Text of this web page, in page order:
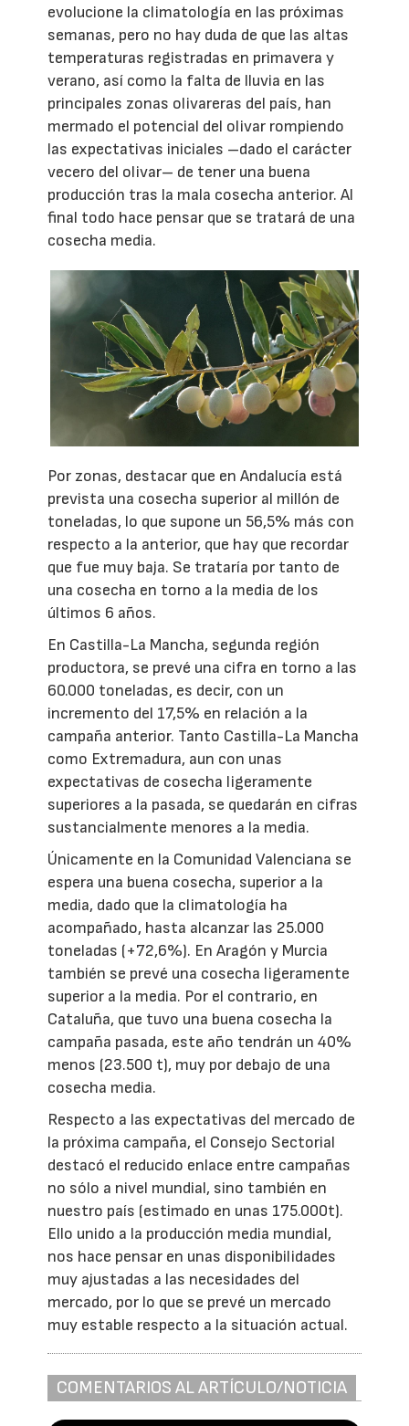
evolucione la climatología en las próximas
semanas, pero no hay duda de que las altas
temperaturas registradas en primavera y
verano, así como la falta de lluvia en las
principales zonas olivareras del país, han
mermado el potencial del olivar rompiendo
las expectativas iniciales –dado el carácter
vecero del olivar– de tener una buena
producción tras la mala cosecha anterior. Al
final todo hace pensar que se tratará de una
cosecha media.
Por zonas, destacar que en Andalucía está
prevista una cosecha superior al millón de
toneladas, lo que supone un 56,5% más con
respecto a la anterior, que hay que recordar
que fue muy baja. Se trataría por tanto de
una cosecha en torno a la media de los
últimos 6 años.
En Castilla-La Mancha, segunda región
productora, se prevé una cifra en torno a las
60.000 toneladas, es decir, con un
incremento del 17,5% en relación a la
campaña anterior. Tanto Castilla-La Mancha
como Extremadura, aun con unas
expectativas de cosecha ligeramente
superiores a la pasada, se quedarán en cifras
sustancialmente menores a la media.
Únicamente en la Comunidad Valenciana se
espera una buena cosecha, superior a la
media, dado que la climatología ha
acompañado, hasta alcanzar las 25.000
toneladas (+72,6%). En Aragón y Murcia
también se prevé una cosecha ligeramente
superior a la media. Por el contrario, en
Cataluña, que tuvo una buena cosecha la
campaña pasada, este año tendrán un 40%
menos (23.500 t), muy por debajo de una
cosecha media.
Respecto a las expectativas del mercado de
la próxima campaña, el Consejo Sectorial
destacó el reducido enlace entre campañas
no sólo a nivel mundial, sino también en
nuestro país (estimado en unas 175.000t).
Ello unido a la producción media mundial,
nos hace pensar en unas disponibilidades
muy ajustadas a las necesidades del
mercado, por lo que se prevé un mercado
muy estable respecto a la situación actual.
COMENTARIOS AL ARTÍCULO/NOTICIA